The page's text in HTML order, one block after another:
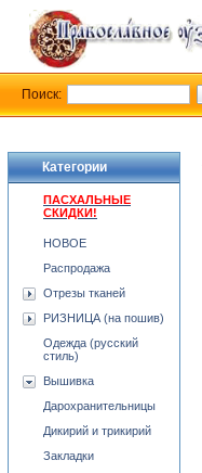
Категории
ПАСХАЛЬНЫЕ
СКИДКИ!
НОВОЕ
Распродажа
Отрезы тканей
РИЗНИЦА (на пошив)
Одежда (русский
стиль)
Вышивка
Дарохранительницы
Дикирий и трикирий
Закладки
Поиск: